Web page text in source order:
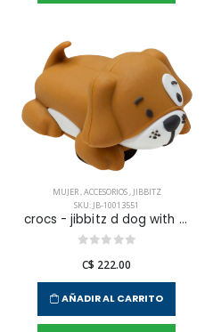
MUJER,ACCESORIOS, JIBBITZ
SKU: JB-10013551
crocs - jibbitz d dog with paws unisex
C$ 222.00
AÑADIR AL CARRITO